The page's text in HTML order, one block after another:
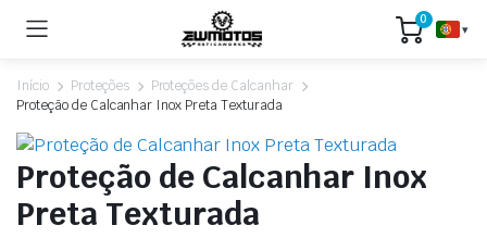
0
▾
Início Proteções
Proteções de Calcanhar
Proteção de Calcanhar Inox Preta Texturada
Proteção de Calcanhar Inox
Preta Texturada